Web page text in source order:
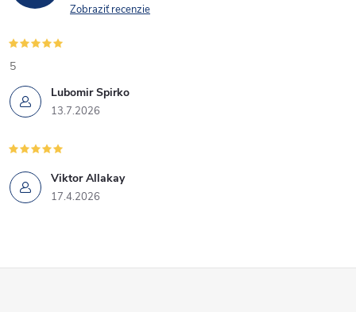
Zobraziť recenzie
Lubomir Spirko
13.7.2026
5
Viktor Allakay
17.4.2026